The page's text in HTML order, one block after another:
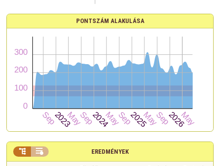
PONTSZÁM ALAKULÁSA
EREDMÉNYEK
 